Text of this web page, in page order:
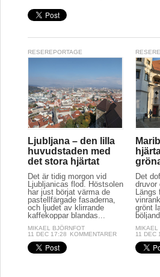
RESEREPORTAGE
Ljubljana – den lilla
huvudstaden med
det stora hjärtat
Det är tidig morgon vid
Ljubljanicas flod. Höstsolen
har just börjat värma de
pastellfärgade fasaderna,
och ljudet av klirrande
kaffekoppar blandas...
MIKAEL BJÖRNFOT
11 DEC 17:28
KOMMENTARER
Det
druvor
Längs
grönt
MIKAEL
11 DEC